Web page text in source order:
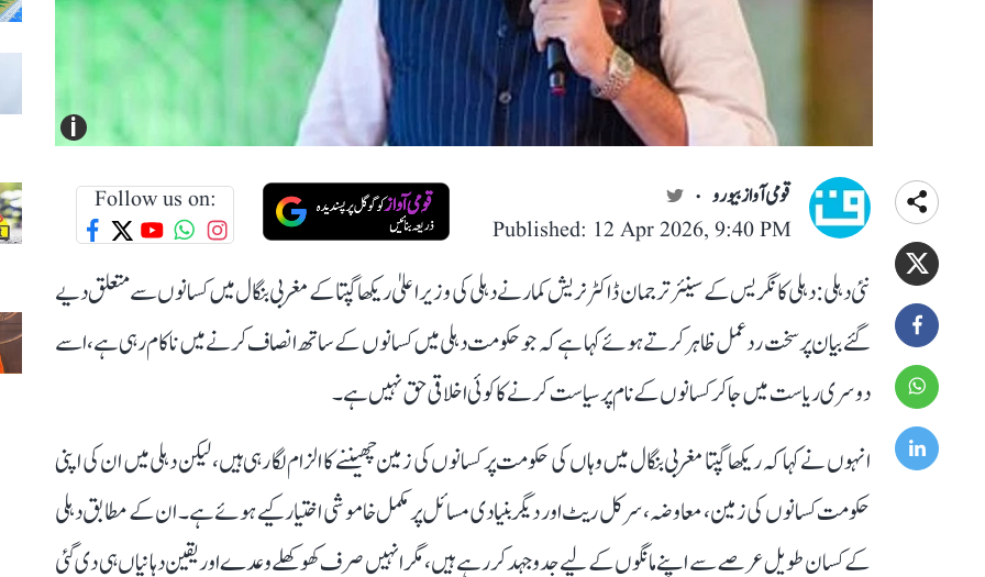
i
قومی آواز بیورو
Published: 12 Apr 2026, 9:40 PM
Follow us on:
نئی دہلی: دہلی کانگریس کے سینئر ترجمان ڈاکٹر نریش کمار نے دہلی کی وزیر اعلیٰ ریکھا گپتا کے مغربی بنگال میں کسانوں سے متعلق دیے
گئے بیان پر سخت ردعمل ظاہر کرتے ہوئے کہا ہے کہ جو حکومت دہلی میں کسانوں کے ساتھ انصاف کرنے میں ناکام رہی ہے، اسے
دوسری ریاست میں جا کر کسانوں کے نام پر سیاست کرنے کا کوئی اخلاقی حق نہیں ہے۔
انہوں نے کہا کہ ریکھا گپتا مغربی بنگال میں وہاں کی حکومت پر کسانوں کی زمین چھیننے کا الزام لگا رہی ہیں، لیکن دہلی میں ان کی اپنی
حکومت کسانوں کی زمین، معاوضہ، سرکل ریٹ اور دیگر بنیادی مسائل پر مکمل خاموشی اختیار کیے ہوئے ہے۔ ان کے مطابق دہلی
کے کسان طویل عرصے سے اپنے مانگوں کے لیے جدوجہد کر رہے ہیں، مگر انہیں صرف کھوکھلے وعدے اور یقین دہانیاں ہی دی گئی